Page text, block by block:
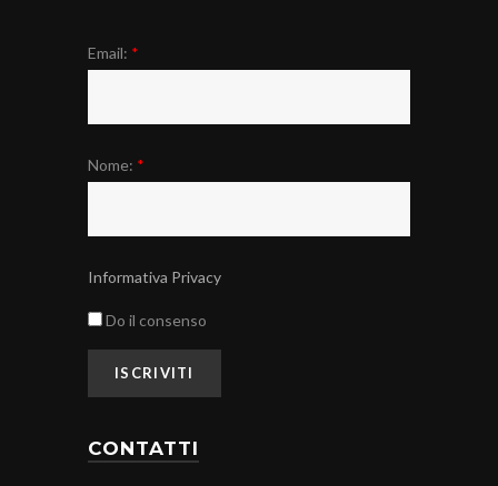
Email: *
Nome: *
Informativa Privacy
Do il consenso
CONTATTI